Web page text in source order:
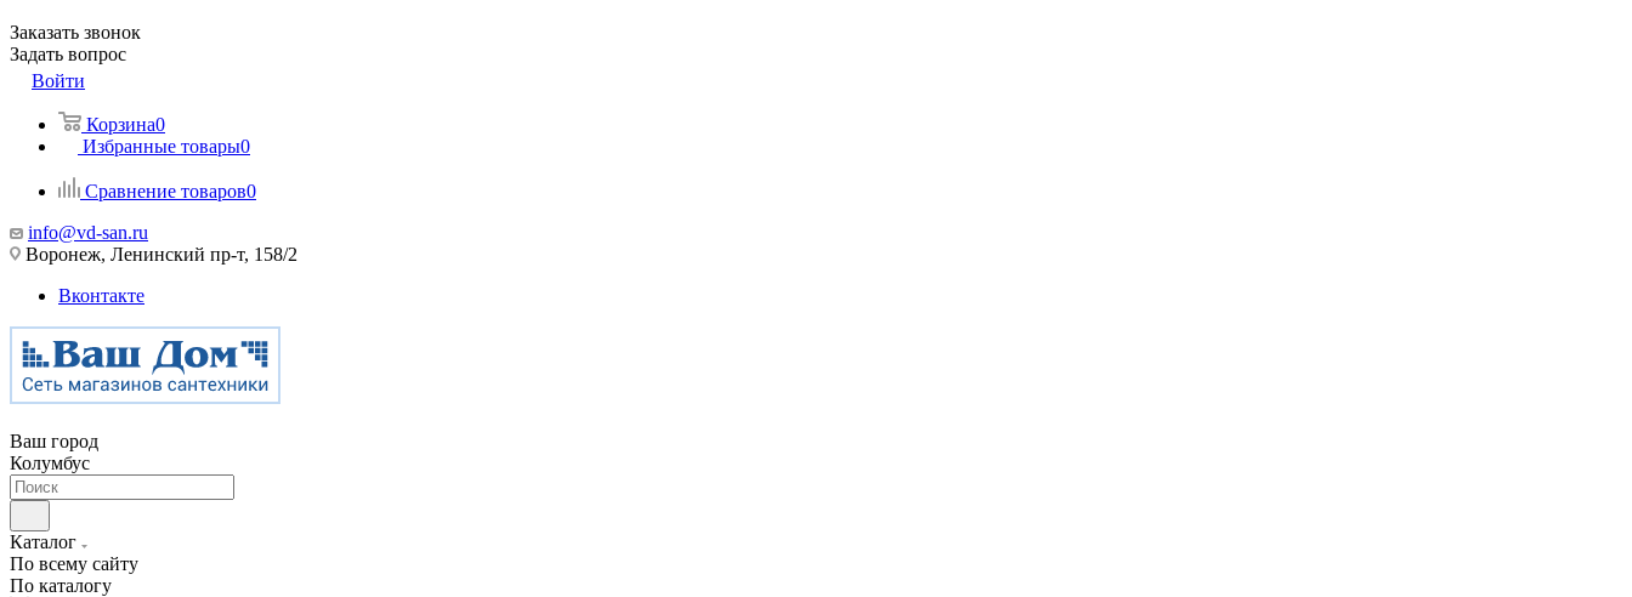
Заказать звонок
Задать вопрос
Войти
Корзина0
Избранные товары0
Сравнение товаров0
info@vd-san.ru
Воронеж, Ленинский пр-т, 158/2
Вконтакте
Ваш город
Колумбус
Каталог
По всему сайту
По каталогу